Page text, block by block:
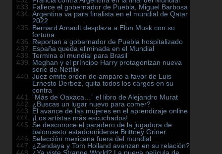
Fallece el gobernador de Puebla, Miguel Barbosa
Argentina va para finalista en el mundial de Qatar
2022
Bernard Arnault desplaza a Elon Musk con su
fortuna
Reportan a gobernador de Puebla hospitalizado
España queda eliminada en el Mundial
Termina el mundial para Brasil
Meghan y el príncipe Harry protagonizan nueva
serie de Netflix
Juez emite orden de amparo a favor de Luis
Ernesto Derbez, quita todos los cargos en su
contra
”Más de Oaxaca…” el libro de Alejandro Murat
¿Buscas un lugar nuevo para comer?
El avance de las mujeres en el aprendizaje online
¡Los artistas más escuchados!
Se desconoce el paradero de la jugadora de
baloncesto estadounidense Brittney Griner
Selección mexicana fuera del mundial
¿Zendaya y Tom Holland avanzan en su relación?